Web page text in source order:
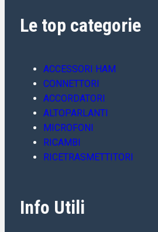
Le top categorie
ACCESSORI HAM
CONNETTORI
ACCORDATORI
ALTOPARLANTI
MICROFONI
RICAMBI
RICETRASMETTITORI
Info Utili